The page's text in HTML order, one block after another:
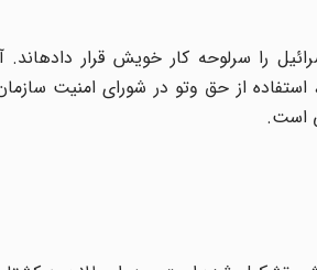
را سرلوحه کار خویش قرار داده‏اند.
استفاده از حق وتو در شورای امنیت
است.